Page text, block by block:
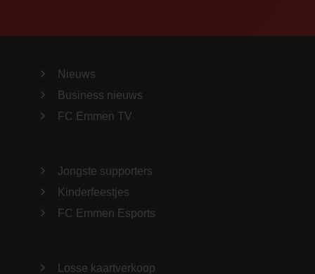
Nieuws
Business nieuws
FC Emmen TV
Jongste supporters
Kinderfeestjes
FC Emmen Esports
Losse kaartverkoop